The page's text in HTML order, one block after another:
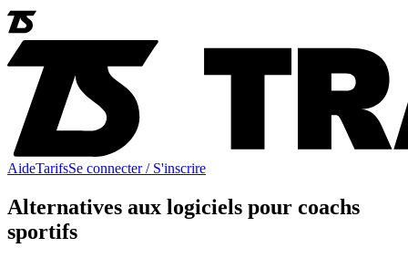
AideTarifsSe connecter / S'inscrire
Alternatives aux logiciels pour coachs
sportifs